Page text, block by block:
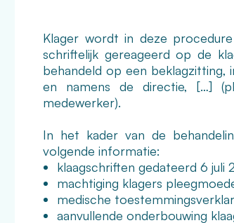
Klager wordt in deze
schriftelijk gereageerd op de
behandeld op een beklagzitting,
en namens de directie, […]
medewerker).
In het kader van de
volgende informatie:
klaagschriften gedateerd 6
machtiging klagers
medische
aanvullende onderbouwing